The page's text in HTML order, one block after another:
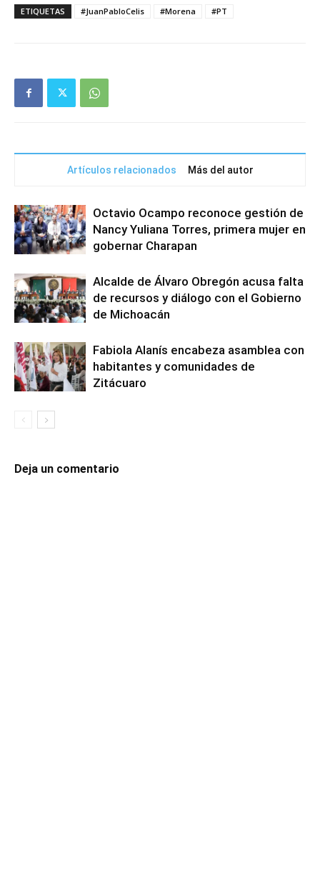
ETIQUETAS #JuanPabloCelis #Morena #PT
Artículos relacionados Más del autor
Octavio Ocampo reconoce gestión de
Nancy Yuliana Torres, primera mujer en
gobernar Charapan
Alcalde de Álvaro Obregón acusa falta
de recursos y diálogo con el Gobierno
de Michoacán
Fabiola Alanís encabeza asamblea con
habitantes y comunidades de
Zitácuaro
Deja un comentario